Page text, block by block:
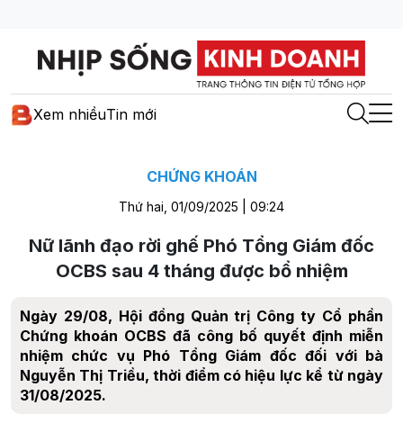
Xem nhiềuTin mới
CHỨNG KHOÁN
Thứ hai, 01/09/2025 | 09:24
Nữ lãnh đạo rời ghế Phó Tổng Giám đốc
OCBS sau 4 tháng được bổ nhiệm
Ngày 29/08, Hội đồng Quản trị Công ty Cổ phần
Chứng khoán OCBS đã công bố quyết định miễn
nhiệm chức vụ Phó Tổng Giám đốc đối với bà
Nguyễn Thị Triều, thời điểm có hiệu lực kể từ ngày
31/08/2025.